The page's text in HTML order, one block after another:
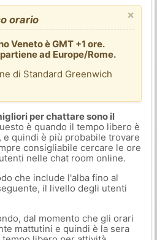
×
orario
Veneto è GMT +1 ore.
ad Europe/Rome.
di Standard Greenwich
per chattare sono il
è quando il tempo libero è
quindi è più probabile trovare
consigliabile cercare le ore
nelle chat room online.
che include l'alba fino al
il livello degli utenti
dal momento che gli orari
mattutini e quindi è la sera